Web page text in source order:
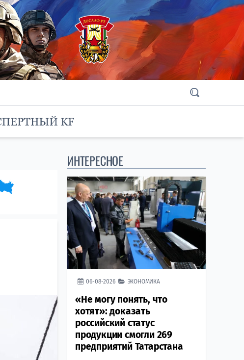
ИНТЕРЕСНОЕ
06-08-2026 ЭКОНОМИКА
«Не могу понять, что
хотят»: доказать
российский статус
продукции смогли 269
предприятий Татарстана